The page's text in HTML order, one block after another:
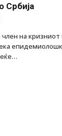
Србија
на